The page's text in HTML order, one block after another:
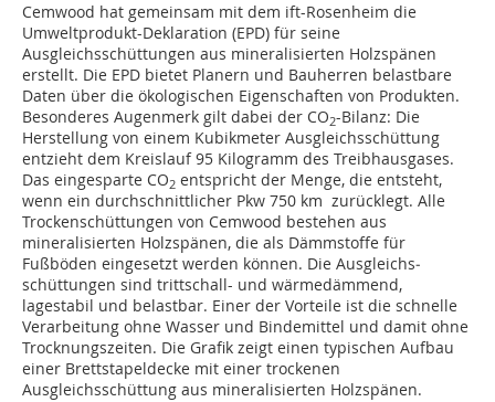
Cemwood hat gemeinsam mit dem ift-Rosenheim die
Umweltprodukt-Deklaration (EPD) für seine
Ausgleichsschüttungen aus mineralisierten Holzspänen
erstellt. Die EPD bietet Planern und Bauherren belastbare
Daten über die ökologischen Eigenschaften von Produkten.
Besonderes Augenmerk gilt dabei der CO2-Bilanz: Die
Herstellung von einem Kubikmeter Ausgleichsschüttung
entzieht dem Kreislauf 95 Kilogramm des Treibhausgases.
Das eingesparte CO2 entspricht der Menge, die entsteht,
wenn ein durchschnittlicher Pkw 750 km zurücklegt. Alle
Trockenschüttungen von Cemwood bestehen aus
mineralisierten Holzspänen, die als Dämmstoffe für
Fußböden eingesetzt werden können. Die Ausgleichs­
schüttungen sind trittschall- und wärmedämmend,
lagestabil und belastbar. Einer der Vorteile ist die schnelle
Verarbeitung ohne Wasser und Bindemittel und damit ohne
Trocknungszeiten. Die Grafik zeigt einen typischen Aufbau
einer Brettstapeldecke mit einer trockenen
Ausgleichsschüttung aus mineralisierten Holzspänen.